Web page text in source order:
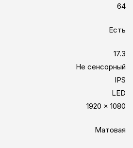
64
Есть
17.3
Не сенсорный
IPS
LED
1920 x 1080
Матовая